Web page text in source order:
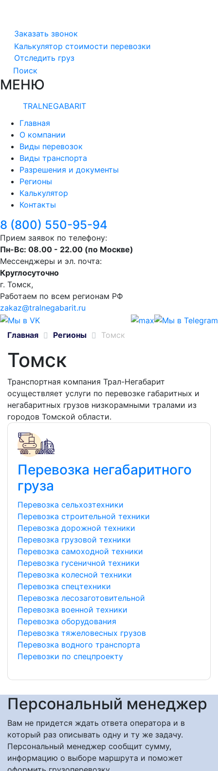
Заказать звонок
Калькулятор стоимости перевозки
Отследить груз
Поиск
МЕНЮ
TRALNEGABARIT
Главная
О компании
Виды перевозок
Виды транспорта
Разрешения и документы
Регионы
Калькулятор
Контакты
8 (800) 550-95-94
Прием заявок по телефону:
Пн-Вс: 08.00 - 22.00 (по Москве)
Мессенджеры и эл. почта:
Круглосуточно
г. Томск,
Работаем по всем регионам РФ
zakaz@tralnegabarit.ru
Главная Регионы Томск
Томск
Транспортная компания Трал-Негабарит
осуществляет услуги по перевозке габаритных и
негабаритных грузов низкорамными тралами из
городов Томской области.
Перевозка негабаритного
груза
Перевозка сельхозтехники
Перевозка строительной техники
Перевозка дорожной техники
Перевозка грузовой техники
Перевозка самоходной техники
Перевозка гусеничной техники
Перевозка колесной техники
Перевозка спецтехники
Перевозка лесозаготовительной
Перевозка военной техники
Перевозка оборудования
Перевозка тяжеловесных грузов
Перевозка водного транспорта
Перевозки по спецпроекту
Персональный менеджер
Вам не придется ждать ответа оператора и в
который раз описывать одну и ту же задачу.
Персональный менеджер сообщит сумму,
информацию о выборе маршрута и поможет